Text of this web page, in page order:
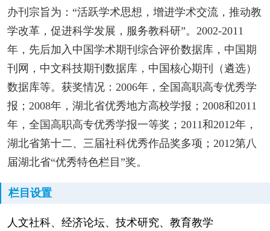
办刊宗旨为：“活跃学术思想，增进学术交流，推动教
学改革，促进科学发展，服务教科研”。2002-2011
年，先后加入中国学术期刊综合评价数据库，中国期
刊网，中文科技期刊数据库，中国核心期刊（遴选）
数据库等。获奖情况：2006年，全国高职高专优秀学
报；2008年，湖北省优秀地方高校学报；2008和2011
年，全国高职高专优秀学报一等奖；2011和2012年，
湖北省第十二、三届社科优秀作品奖多项；2012第八
届湖北省“优秀特色栏目”奖。
栏目设置
人文社科、经济论坛、技术研究、教育教学